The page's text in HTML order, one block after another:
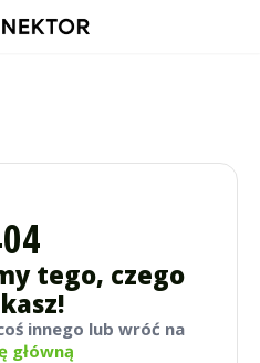
tego, czego
innego lub wróć na
główną